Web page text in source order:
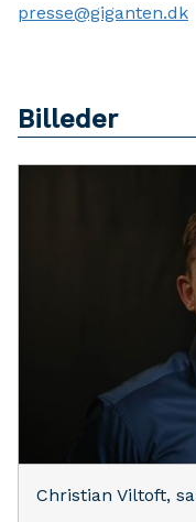
presse@giganten.dk
Billeder
Christian Viltoft,